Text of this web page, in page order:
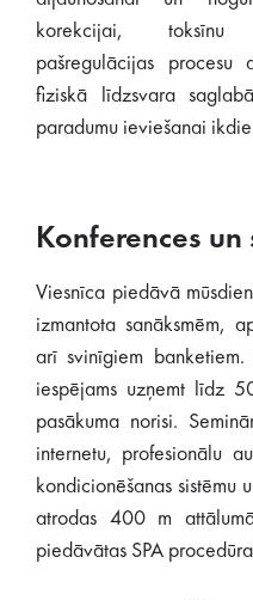
korekcijai, toksīnu
pašregulācijas procesu
fiziskā līdzsvara
paradumu ieviešanai
Konferences
Viesnīca piedāvā
izmantota sanāksmēm,
arī svinīgiem
iespējams uzņemt līdz
pasākuma norisi.
internetu, profesionālu
kondicionēšanas sistēmu
atrodas 400 m
piedāvātas SPA